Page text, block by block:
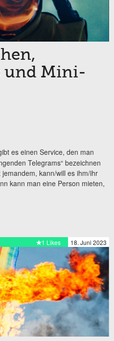
und Mini-
es einen Service, den man
Telegrams“ bezeichnen
kann/will es ihm/ihr
kann man eine Person mieten,
18. Juni 2023
1 Likes